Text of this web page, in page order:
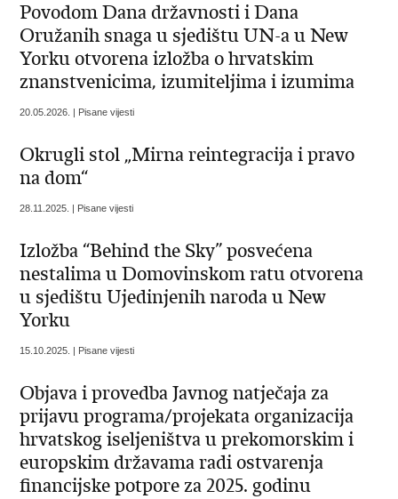
Povodom Dana državnosti i Dana
Oružanih snaga u sjedištu UN-a u New
Yorku otvorena izložba o hrvatskim
znanstvenicima, izumiteljima i izumima
20.05.2026. | Pisane vijesti
Okrugli stol „Mirna reintegracija i pravo
na dom“
28.11.2025. | Pisane vijesti
Izložba “Behind the Sky” posvećena
nestalima u Domovinskom ratu otvorena
u sjedištu Ujedinjenih naroda u New
Yorku
15.10.2025. | Pisane vijesti
Objava i provedba Javnog natječaja za
prijavu programa/projekata organizacija
hrvatskog iseljeništva u prekomorskim i
europskim državama radi ostvarenja
financijske potpore za 2025. godinu